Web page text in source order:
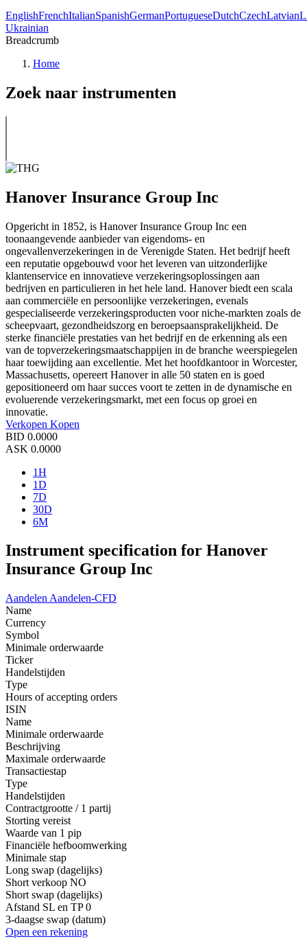
EnglishFrenchItalianSpanishGermanPortugueseDutchCzechLatvian
Ukrainian
Breadcrumb
Home
Zoek naar instrumenten
Hanover Insurance Group Inc
Opgericht in 1852, is Hanover Insurance Group Inc een
toonaangevende aanbieder van eigendoms- en
ongevallenverzekeringen in de Verenigde Staten. Het bedrijf heeft
een reputatie opgebouwd voor het leveren van uitzonderlijke
klantenservice en innovatieve verzekeringsoplossingen aan
bedrijven en particulieren in het hele land. Hanover biedt een scala
aan commerciële en persoonlijke verzekeringen, evenals
gespecialiseerde verzekeringsproducten voor niche-markten zoals de
scheepvaart, gezondheidszorg en beroepsaansprakelijkheid. De
sterke financiële prestaties van het bedrijf en de erkenning als een
van de topverzekeringsmaatschappijen in de branche weerspiegelen
haar toewijding aan excellentie. Met het hoofdkantoor in Worcester,
Massachusetts, opereert Hanover in alle 50 staten en is goed
gepositioneerd om haar succes voort te zetten in de dynamische en
evoluerende verzekeringsmarkt, met een focus op groei en
innovatie.
Verkopen Kopen
BID 0.0000
ASK 0.0000
1H
1D
7D
30D
6M
Instrument specification for Hanover
Insurance Group Inc
Aandelen Aandelen-CFD
Name
Currency
Symbol
Minimale orderwaarde
Ticker
Handelstijden
Type
Hours of accepting orders
ISIN
Name
Minimale orderwaarde
Beschrijving
Maximale orderwaarde
Transactiestap
Type
Handelstijden
Contractgrootte / 1 partij
Storting vereist
Waarde van 1 pip
Financiële hefboomwerking
Minimale stap
Long swap (dagelijks)
Short verkoop NO
Short swap (dagelijks)
Afstand SL en TP 0
3-daagse swap (datum)
Open een rekening